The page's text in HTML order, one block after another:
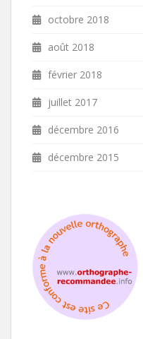
octobre 2018
août 2018
février 2018
juillet 2017
décembre 2016
décembre 2015